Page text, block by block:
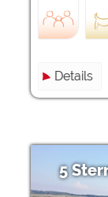
Details
5